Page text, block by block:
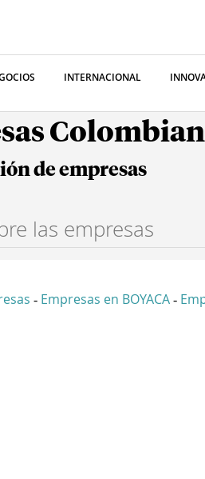
INTERNACIONAL
de empresas
- Empresas en BOYACA -